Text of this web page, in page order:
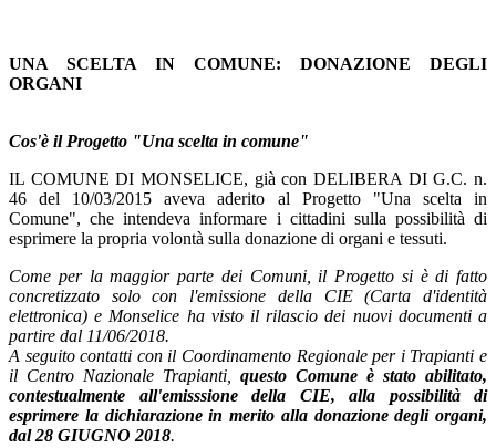
UNA SCELTA IN COMUNE: DONAZIONE DEGLI
ORGANI
Cos'è il Progetto "Una scelta in comune"
IL COMUNE DI MONSELICE, già con DELIBERA DI G.C. n.
46 del 10/03/2015 aveva aderito al Progetto "Una scelta in
Comune", che intendeva informare i cittadini sulla possibilità di
esprimere la propria volontà sulla donazione di organi e tessuti.
Come per la maggior parte dei Comuni, il Progetto si è di fatto
concretizzato solo con l'emissione della CIE (Carta d'identità
elettronica) e Monselice ha visto il rilascio dei nuovi documenti a
partire dal 11/06/2018.
A seguito contatti con il Coordinamento Regionale per i Trapianti e
il Centro Nazionale Trapianti, questo Comune è stato abilitato,
contestualmente all'emisssione della CIE, alla possibilità di
esprimere la dichiarazione in merito alla donazione degli organi,
dal 28 GIUGNO 2018.